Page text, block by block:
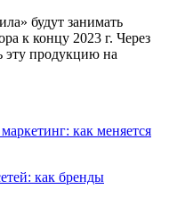
будут занимать
к концу 2023 г. Через
эту продукцию на
как меняется
как бренды